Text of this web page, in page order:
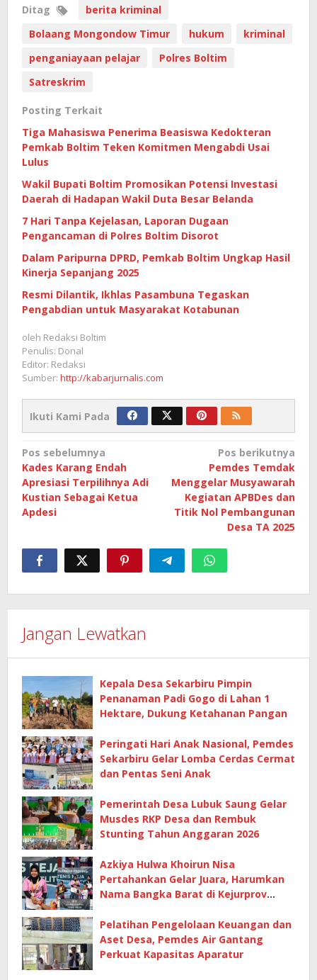
Ditag
berita kriminal
Bolaang Mongondow Timur
hukum
kriminal
penganiayaan pelajar
Polres Boltim
Satreskrim
Posting Terkait
Tiga Mahasiswa Penerima Beasiswa Kedokteran
Pemkab Boltim Teken Komitmen Mengabdi Usai
Lulus
Wakil Bupati Boltim Promosikan Potensi Investasi
Daerah di Hadapan Wakil Duta Besar Belanda
7 Hari Tanpa Kejelasan, Laporan Dugaan
Pengancaman di Polres Boltim Disorot
Dalam Paripurna DPRD, Pemkab Boltim Ungkap Hasil
Kinerja Sepanjang 2025
Resmi Dilantik, Ikhlas Pasambuna Tegaskan
Pengabdian untuk Masyarakat Kotabunan
oleh Redaksi Boltim
Penulis: Donal
Editor: Redaksi
Sumber: http://kabarjurnalis.com
Ikuti Kami Pada
Navigasi
pos
Pos sebelumnya
Kades Karang Endah
Apresiasi Terpilihnya Adi
Kustian Sebagai Ketua
Apdesi
Pos berikutnya
Pemdes Temdak
Menggelar Musyawarah
Kegiatan APBDes dan
Titik Nol Pembangunan
Desa TA 2025
Jangan Lewatkan
Kepala Desa Sekarbiru Pimpin
Penanaman Padi Gogo di Lahan 1
Hektare, Dukung Ketahanan Pangan
Peringati Hari Anak Nasional, Pemdes
Sekarbiru Gelar Lomba Cerdas Cermat
dan Pentas Seni Anak
Pemerintah Desa Lubuk Saung Gelar
Musdes RKP Desa dan Rembuk
Stunting Tahun Anggaran 2026
Azkiya Hulwa Khoirun Nisa
Pertahankan Gelar Juara, Harumkan
Nama Bangka Barat di Kejurprov
Pelatihan Pengelolaan Keuangan dan
Aset Desa, Pemdes Air Gantang
Perkuat Kapasitas Aparatur